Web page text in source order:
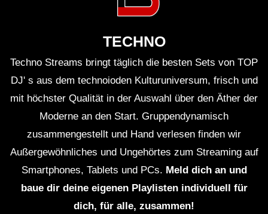
TECHNO
Techno Streams bringt täglich die besten Sets von TOP
DJ' s aus dem technoioden Kulturuniversum, frisch und
mit höchster Qualität in der Auswahl über den Äther der
Moderne an den Start. Gruppendynamisch
zusammengestellt und Hand verlesen finden wir
Außergewöhnliches und Ungehörtes zum Streaming auf
Smartphones, Tablets und PCs. Meld dich an und
baue dir deine eigenen Playlisten individuell für
dich, für alle, zusammen!